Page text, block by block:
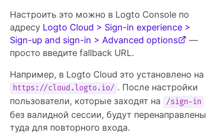
Настроить это можно в Logto Console по
адресу Logto Cloud > Sign-in experience >
Sign-up and sign-in > Advanced options
—
просто введите fallback URL.
Например, в Logto Cloud это установлено на
https://cloud.logto.io/ . После настройки
пользователи, которые заходят на
/sign-in
без валидной сессии, будут перенаправлены
туда для повторного входа.